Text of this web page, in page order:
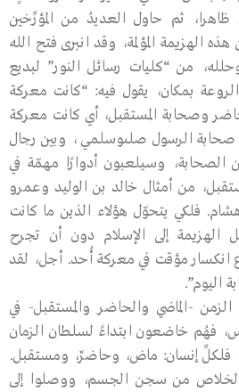
ظاهرا، ثم حاول العديدُ من المؤرِّخين
الهزيمة المؤلمة، وقد انبرى فتح الله
من “كليات رسائل النور” لبديع
بمكان، يقول فيه: “كانت معركة
وصحابة المستقبل، أي كانت معركة
صحابة الرسول صلىوسلمي ، وبين رجال
وسيلعبون أدوارًا مهمّة في
من أمثال خالد بن الوليد وعمرو
فلكي يتحوّل هؤلاء الذين ما كانت
الهزيمة إلى الإسلام دون أن تجرح
انكسار مؤقت في معركة أُحد. أجل، لقد
اليوم”.
-الماضي والحاضر والمستقبل- في
فهُم خاضعون ابتداءً لسلطان الزمان
فلكلِّ إنسان: ماض، وحاضرٌ، ومستقبل.
الخلاص من سجن الجسم، ووصلوا إلى